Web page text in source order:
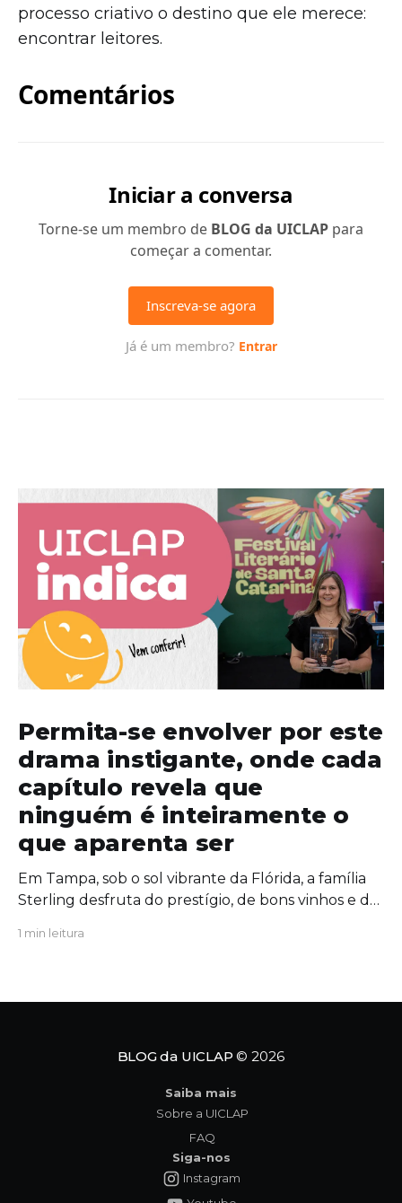
processo criativo o destino que ele merece:
encontrar leitores.
Permita-se envolver por este
drama instigante, onde cada
capítulo revela que
ninguém é inteiramente o
que aparenta ser
Em Tampa, sob o sol vibrante da Flórida, a família
Sterling desfruta do prestígio, de bons vinhos e de
trás das portas fechadas da mansão, segredos
ressurge com um
1 min leitura
BLOG da UICLAP © 2026
Saiba mais
Sobre a UICLAP
FAQ
Siga-nos
Instagram